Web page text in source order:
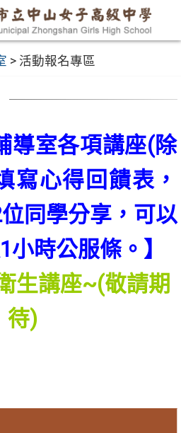
> 活動報名專區
導室各項講座(除
寫心得回饋表，
同學分享，可以
時公服條。】
生講座~(敬請期
待)